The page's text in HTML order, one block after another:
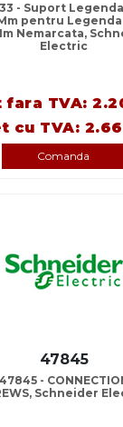
- Suport
pentru Legenda
Nemarcata,
Electric
fara TVA:
cu TVA:
Comanda
47845
47845 -
Schneider